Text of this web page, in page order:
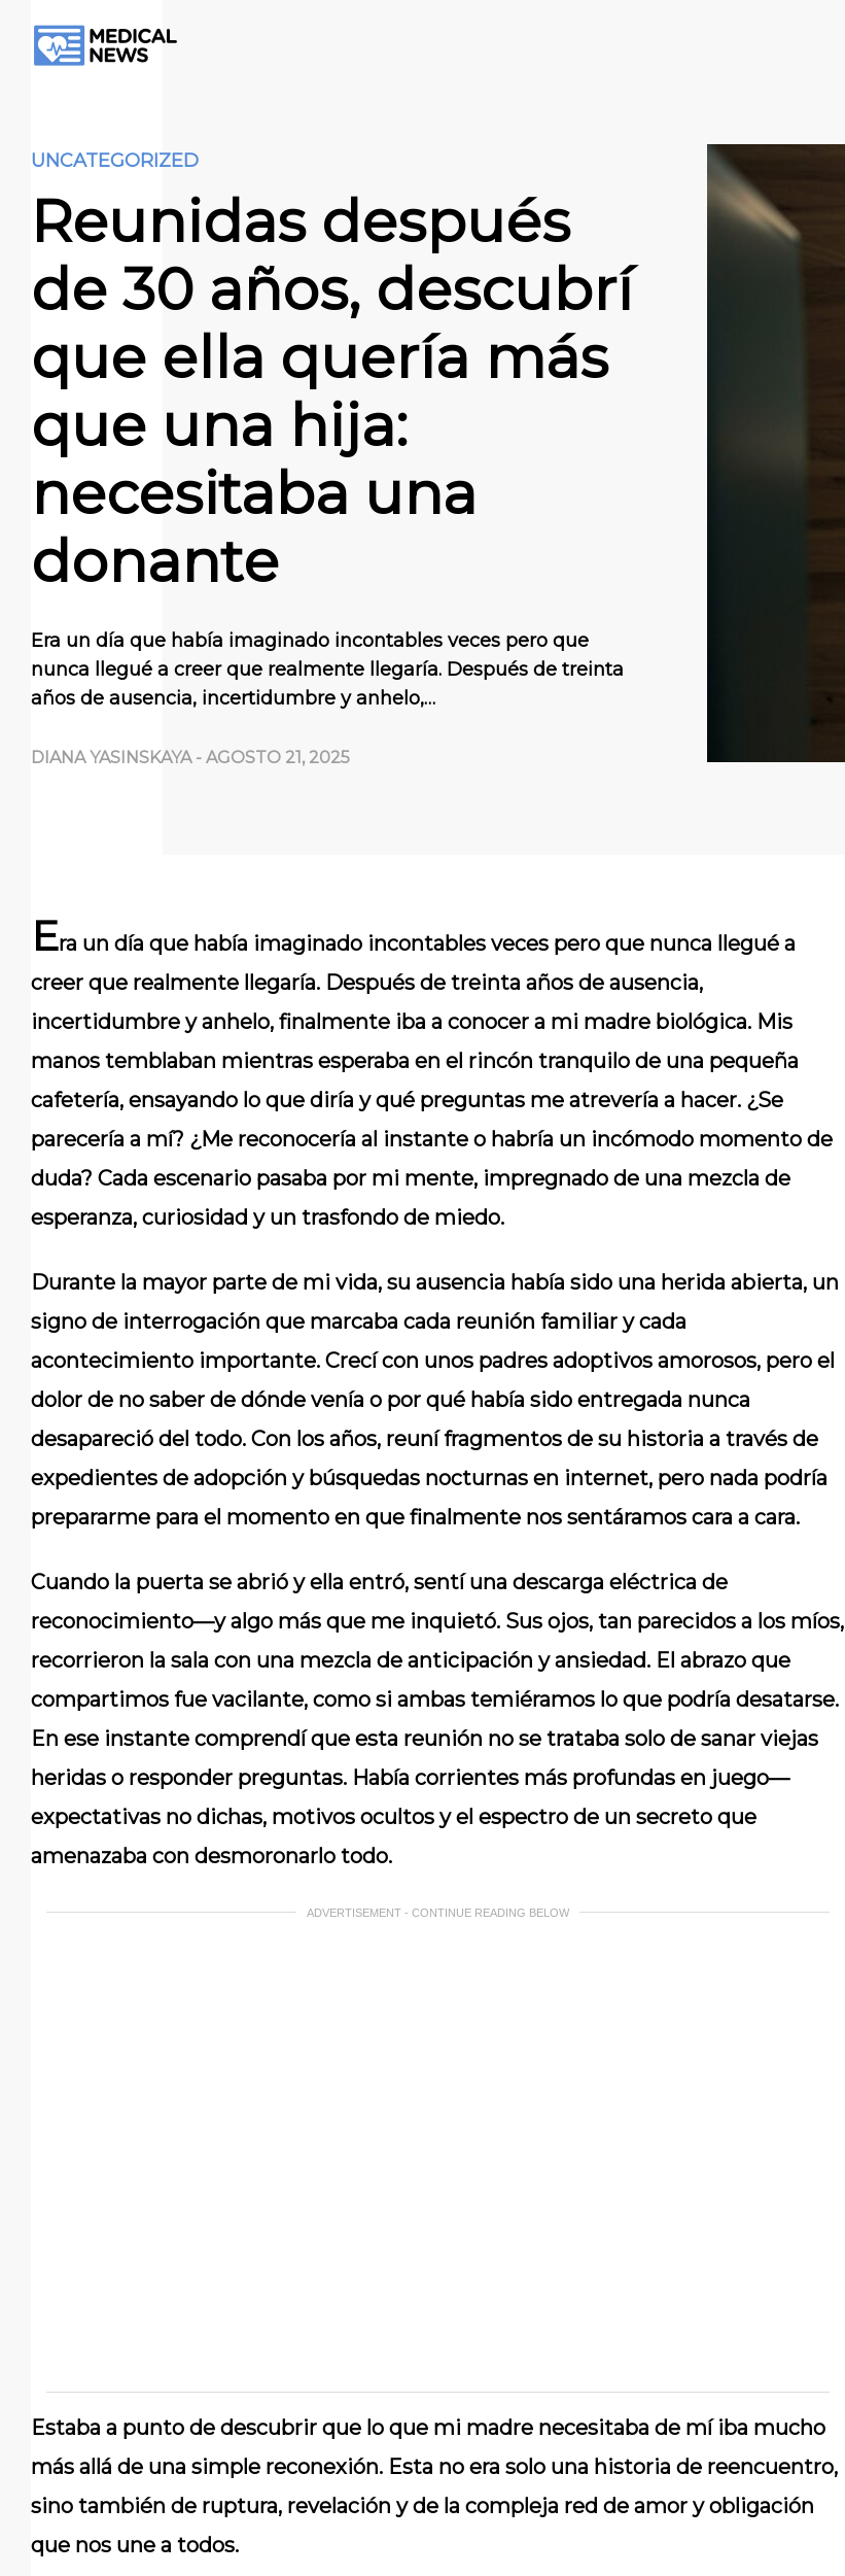
UNCATEGORIZED
Reunidas después
de 30 años, descubrí
que ella quería más
que una hija:
necesitaba una
donante
Era un día que había imaginado incontables veces pero que
nunca llegué a creer que realmente llegaría. Después de treinta
años de ausencia, incertidumbre y anhelo,…
DIANA YASINSKAYA - AGOSTO 21, 2025
Era un día que había imaginado incontables veces pero que nunca llegué a
creer que realmente llegaría. Después de treinta años de ausencia,
incertidumbre y anhelo, finalmente iba a conocer a mi madre biológica. Mis
manos temblaban mientras esperaba en el rincón tranquilo de una pequeña
cafetería, ensayando lo que diría y qué preguntas me atrevería a hacer. ¿Se
parecería a mí? ¿Me reconocería al instante o habría un incómodo momento de
duda? Cada escenario pasaba por mi mente, impregnado de una mezcla de
esperanza, curiosidad y un trasfondo de miedo.
Durante la mayor parte de mi vida, su ausencia había sido una herida abierta, un
signo de interrogación que marcaba cada reunión familiar y cada
acontecimiento importante. Crecí con unos padres adoptivos amorosos, pero el
dolor de no saber de dónde venía o por qué había sido entregada nunca
desapareció del todo. Con los años, reuní fragmentos de su historia a través de
expedientes de adopción y búsquedas nocturnas en internet, pero nada podría
prepararme para el momento en que finalmente nos sentáramos cara a cara.
Cuando la puerta se abrió y ella entró, sentí una descarga eléctrica de
reconocimiento—y algo más que me inquietó. Sus ojos, tan parecidos a los míos,
recorrieron la sala con una mezcla de anticipación y ansiedad. El abrazo que
compartimos fue vacilante, como si ambas temiéramos lo que podría desatarse.
En ese instante comprendí que esta reunión no se trataba solo de sanar viejas
heridas o responder preguntas. Había corrientes más profundas en juego—
expectativas no dichas, motivos ocultos y el espectro de un secreto que
amenazaba con desmoronarlo todo.
ADVERTISEMENT - CONTINUE READING BELOW
Estaba a punto de descubrir que lo que mi madre necesitaba de mí iba mucho
más allá de una simple reconexión. Esta no era solo una historia de reencuentro,
sino también de ruptura, revelación y de la compleja red de amor y obligación
que nos une a todos.